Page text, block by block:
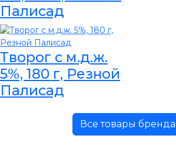
Палисад
Творог с м.д.ж.
5%, 180 г, Резной
Палисад
Все товары бренда